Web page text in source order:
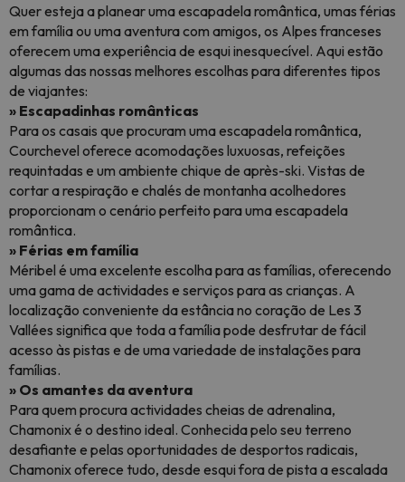
Quer esteja a planear uma escapadela romântica, umas férias
em família ou uma aventura com amigos, os Alpes franceses
oferecem uma experiência de esqui inesquecível. Aqui estão
algumas das nossas melhores escolhas para diferentes tipos
de viajantes:
» Escapadinhas românticas
Para os casais que procuram uma escapadela romântica,
Courchevel oferece acomodações luxuosas, refeições
requintadas e um ambiente chique de après-ski. Vistas de
cortar a respiração e chalés de montanha acolhedores
proporcionam o cenário perfeito para uma escapadela
romântica.
» Férias em família
Méribel é uma excelente escolha para as famílias, oferecendo
uma gama de actividades e serviços para as crianças. A
localização conveniente da estância no coração de Les 3
Vallées significa que toda a família pode desfrutar de fácil
acesso às pistas e de uma variedade de instalações para
famílias.
» Os amantes da aventura
Para quem procura actividades cheias de adrenalina,
Chamonix é o destino ideal. Conhecida pelo seu terreno
desafiante e pelas oportunidades de desportos radicais,
Chamonix oferece tudo, desde esqui fora de pista a escalada